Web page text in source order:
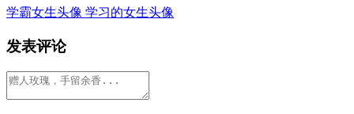
学霸女生头像 学习的女生头像
发表评论